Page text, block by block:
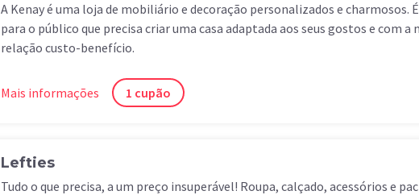
A Kenay é uma loja de mobiliário e decoração personalizados e charmosos.
para o público que precisa criar uma casa adaptada aos seus gostos e com a
relação custo-benefício.
Mais informações 1 cupão
Lefties
Tudo o que precisa, a um preço insuperável! Roupa, calçado, acessórios e